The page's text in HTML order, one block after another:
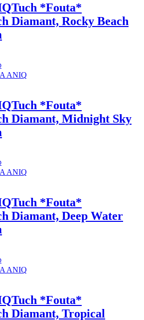
Tuch *Fouta*
Diamant, Rocky Beach
ANIQ
Tuch *Fouta*
Diamant, Midnight Sky
ANIQ
Tuch *Fouta*
Diamant, Deep Water
ANIQ
Tuch *Fouta*
Diamant, Tropical